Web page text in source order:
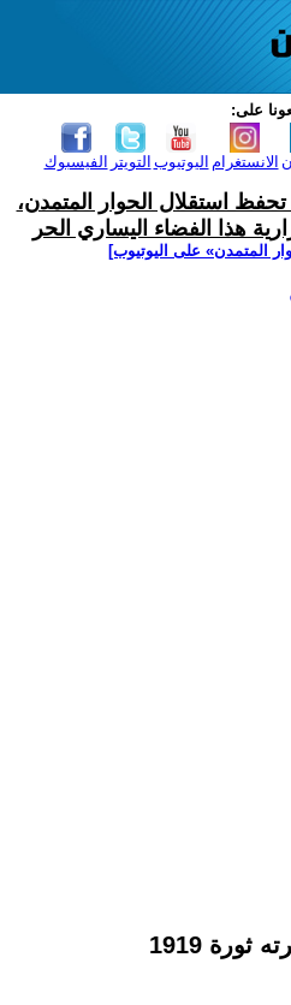
على:
الفيسبوك التويتر اليوتيوب الانستغرام
تحفظ استقلال الحوار المتمدن،
هذا الفضاء اليساري الحر
المتمدن» على اليوتيوب]
1919